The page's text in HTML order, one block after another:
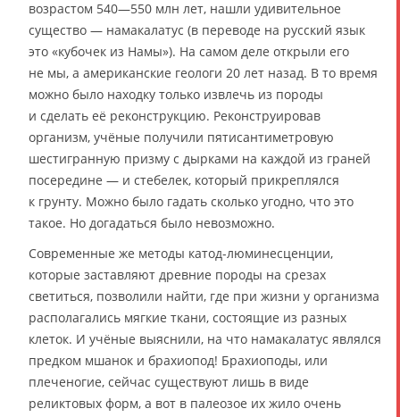
возрастом 540—550 млн лет, нашли удивительное
существо — намакалатус (в переводе на русский язык
это «кубочек из Намы»). На самом деле открыли его
не мы, а американские геологи 20 лет назад. В то время
можно было находку только извлечь из породы
и сделать её реконструкцию. Реконструировав
организм, учёные получили пятисантиметровую
шестигранную призму с дырками на каждой из граней
посередине — и стебелек, который прикреплялся
к грунту. Можно было гадать сколько угодно, что это
такое. Но догадаться было невозможно.
Современные же методы катод-люминесценции,
которые заставляют древние породы на срезах
светиться, позволили найти, где при жизни у организма
располагались мягкие ткани, состоящие из разных
клеток. И учёные выяснили, на что намакалатус являлся
предком мшанок и брахиопод! Брахиоподы, или
плеченогие, сейчас существуют лишь в виде
реликтовых форм, а вот в палеозое их жило очень